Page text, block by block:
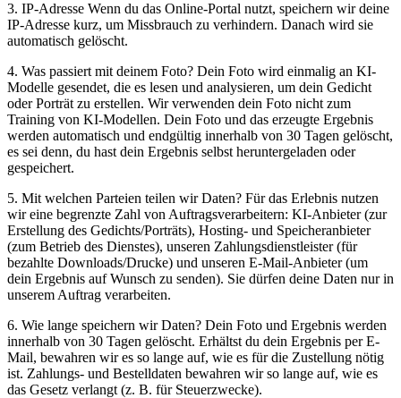
3. IP-Adresse Wenn du das Online-Portal nutzt, speichern wir deine
IP-Adresse kurz, um Missbrauch zu verhindern. Danach wird sie
automatisch gelöscht.
4. Was passiert mit deinem Foto? Dein Foto wird einmalig an KI-
Modelle gesendet, die es lesen und analysieren, um dein Gedicht
oder Porträt zu erstellen. Wir verwenden dein Foto nicht zum
Training von KI-Modellen. Dein Foto und das erzeugte Ergebnis
werden automatisch und endgültig innerhalb von 30 Tagen gelöscht,
es sei denn, du hast dein Ergebnis selbst heruntergeladen oder
gespeichert.
5. Mit welchen Parteien teilen wir Daten? Für das Erlebnis nutzen
wir eine begrenzte Zahl von Auftragsverarbeitern: KI-Anbieter (zur
Erstellung des Gedichts/Porträts), Hosting- und Speicheranbieter
(zum Betrieb des Dienstes), unseren Zahlungsdienstleister (für
bezahlte Downloads/Drucke) und unseren E-Mail-Anbieter (um
dein Ergebnis auf Wunsch zu senden). Sie dürfen deine Daten nur in
unserem Auftrag verarbeiten.
6. Wie lange speichern wir Daten? Dein Foto und Ergebnis werden
innerhalb von 30 Tagen gelöscht. Erhältst du dein Ergebnis per E-
Mail, bewahren wir es so lange auf, wie es für die Zustellung nötig
ist. Zahlungs- und Bestelldaten bewahren wir so lange auf, wie es
das Gesetz verlangt (z. B. für Steuerzwecke).